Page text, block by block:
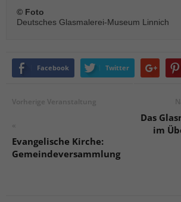
© Foto
Deutsches Glasmalerei-Museum Linnich
Facebook Twitter
Vorherige Veranstaltung
«
Evangelische Kirche:
Gemeindeversammlung
Das
im